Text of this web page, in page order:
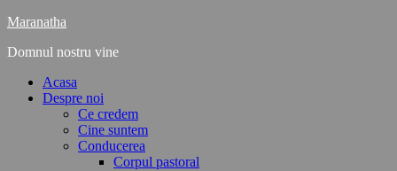
Maranatha
Domnul nostru vine
Acasa
Despre noi
Ce credem
Cine suntem
Conducerea
Corpul pastoral